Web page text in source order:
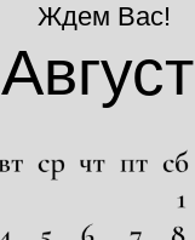
Ждем Baс!
Август